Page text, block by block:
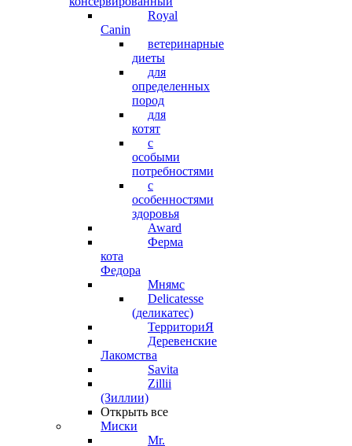
Royal
Canin
ветеринарные
диеты
для
определенных
пород
для
котят
с
особыми
потребностями
с
особенностями
здоровья
Award
Ферма
кота
Федора
Мнямс
Delicatesse
(деликатес)
ТерриториЯ
Деревенские
Лакомства
Savita
Zillii
(Зиллии)
Открыть все
Миски
Mr.